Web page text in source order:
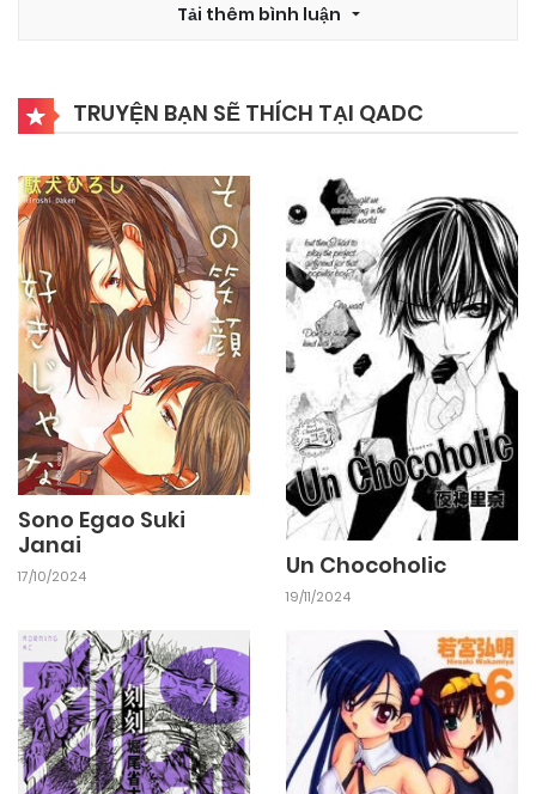
Tải thêm bình luận
TRUYỆN BẠN SẼ THÍCH TẠI QADC
Sono Egao Suki
Janai
17/10/2024 Un Chocoholic
19/11/2024